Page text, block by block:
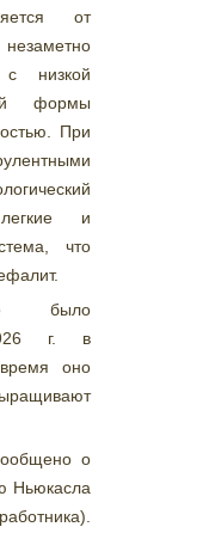
от
низкой
формы
При
и
что
было
г. в
оно
о
Ньюкасла